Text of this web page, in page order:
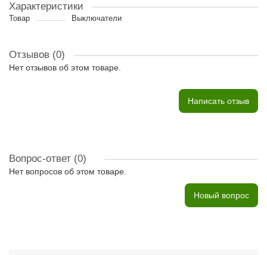
Характеристики
Товар Выключатели
Отзывов (0)
Нет отзывов об этом товаре.
Написать отзыв
Вопрос-ответ (0)
Нет вопросов об этом товаре.
Новый вопрос